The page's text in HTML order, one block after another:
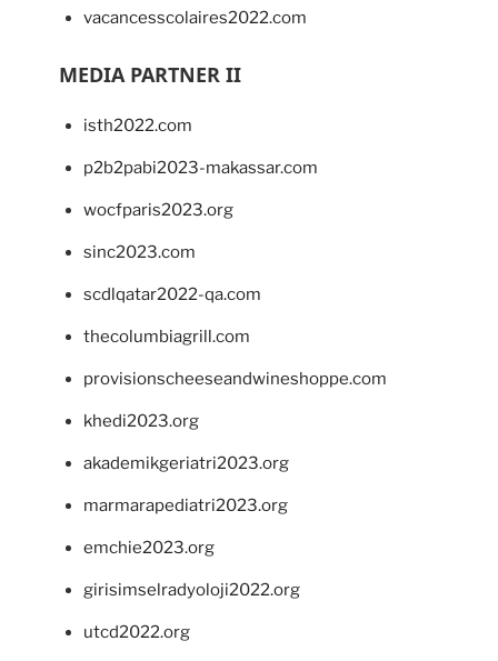
vacancesscolaires2022.com
MEDIA PARTNER II
isth2022.com
p2b2pabi2023-makassar.com
wocfparis2023.org
sinc2023.com
scdlqatar2022-qa.com
thecolumbiagrill.com
provisionscheeseandwineshoppe.com
khedi2023.org
akademikgeriatri2023.org
marmarapediatri2023.org
emchie2023.org
girisimselradyoloji2022.org
utcd2022.org